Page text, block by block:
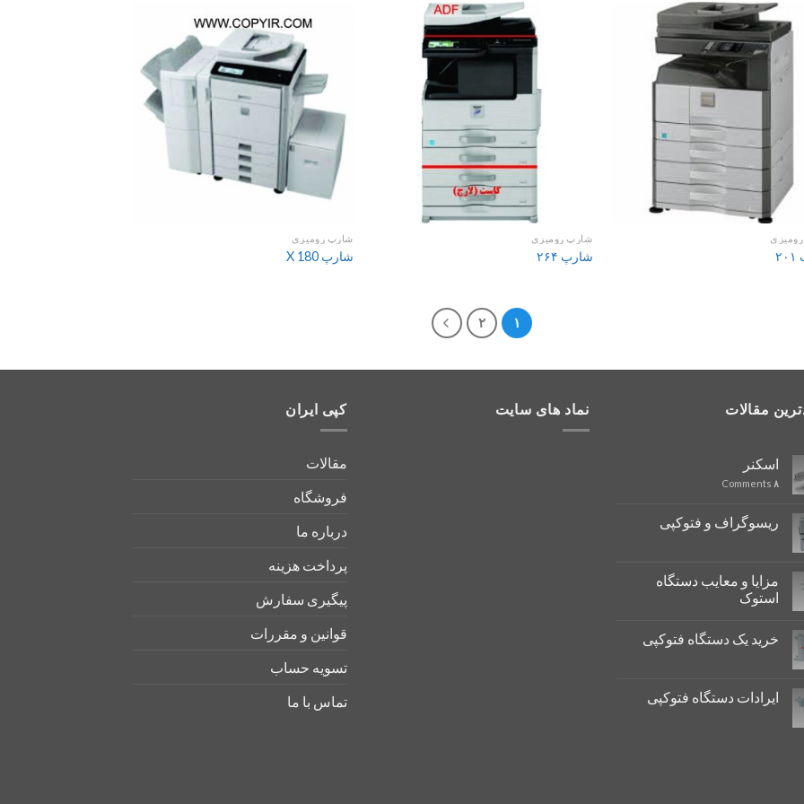
شارپ رومیزی
شارپ ۲۶۴
شارپ رومیزی
شارپ X 180
۱ ۲
مقالات
اسکنر
۸
ریسوگراف و فتوکپی
مزایا و معایب دستگاه
استوک
خرید یک دستگاه فتوکپی
ایرادات دستگاه فتوکپی
نماد های سایت کپی ایران
مقالات
فروشگاه
درباره ما
پرداخت هزینه
پیگیری سفارش
قوانین و مقررات
تسویه حساب
تماس با ما